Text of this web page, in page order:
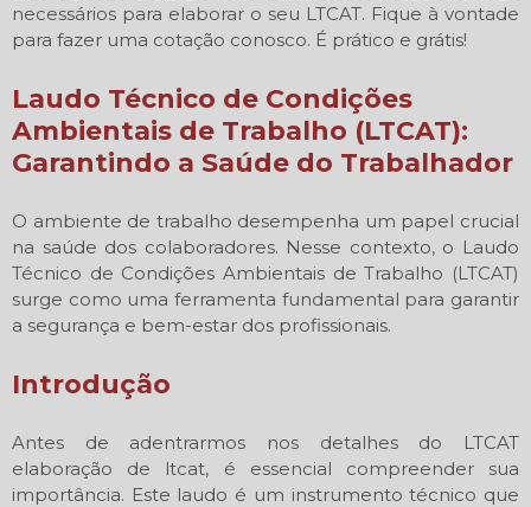
necessários para elaborar o seu LTCAT. Fique à vontade
para fazer uma cotação conosco. É prático e grátis!
Laudo Técnico de Condições
Ambientais de Trabalho (LTCAT):
Garantindo a Saúde do Trabalhador
O ambiente de trabalho desempenha um papel crucial
na saúde dos colaboradores. Nesse contexto, o Laudo
Técnico de Condições Ambientais de Trabalho (LTCAT)
surge como uma ferramenta fundamental para garantir
a segurança e bem-estar dos profissionais.
Introdução
Antes de adentrarmos nos detalhes do LTCAT
elaboração de ltcat, é essencial compreender sua
importância. Este laudo é um instrumento técnico que